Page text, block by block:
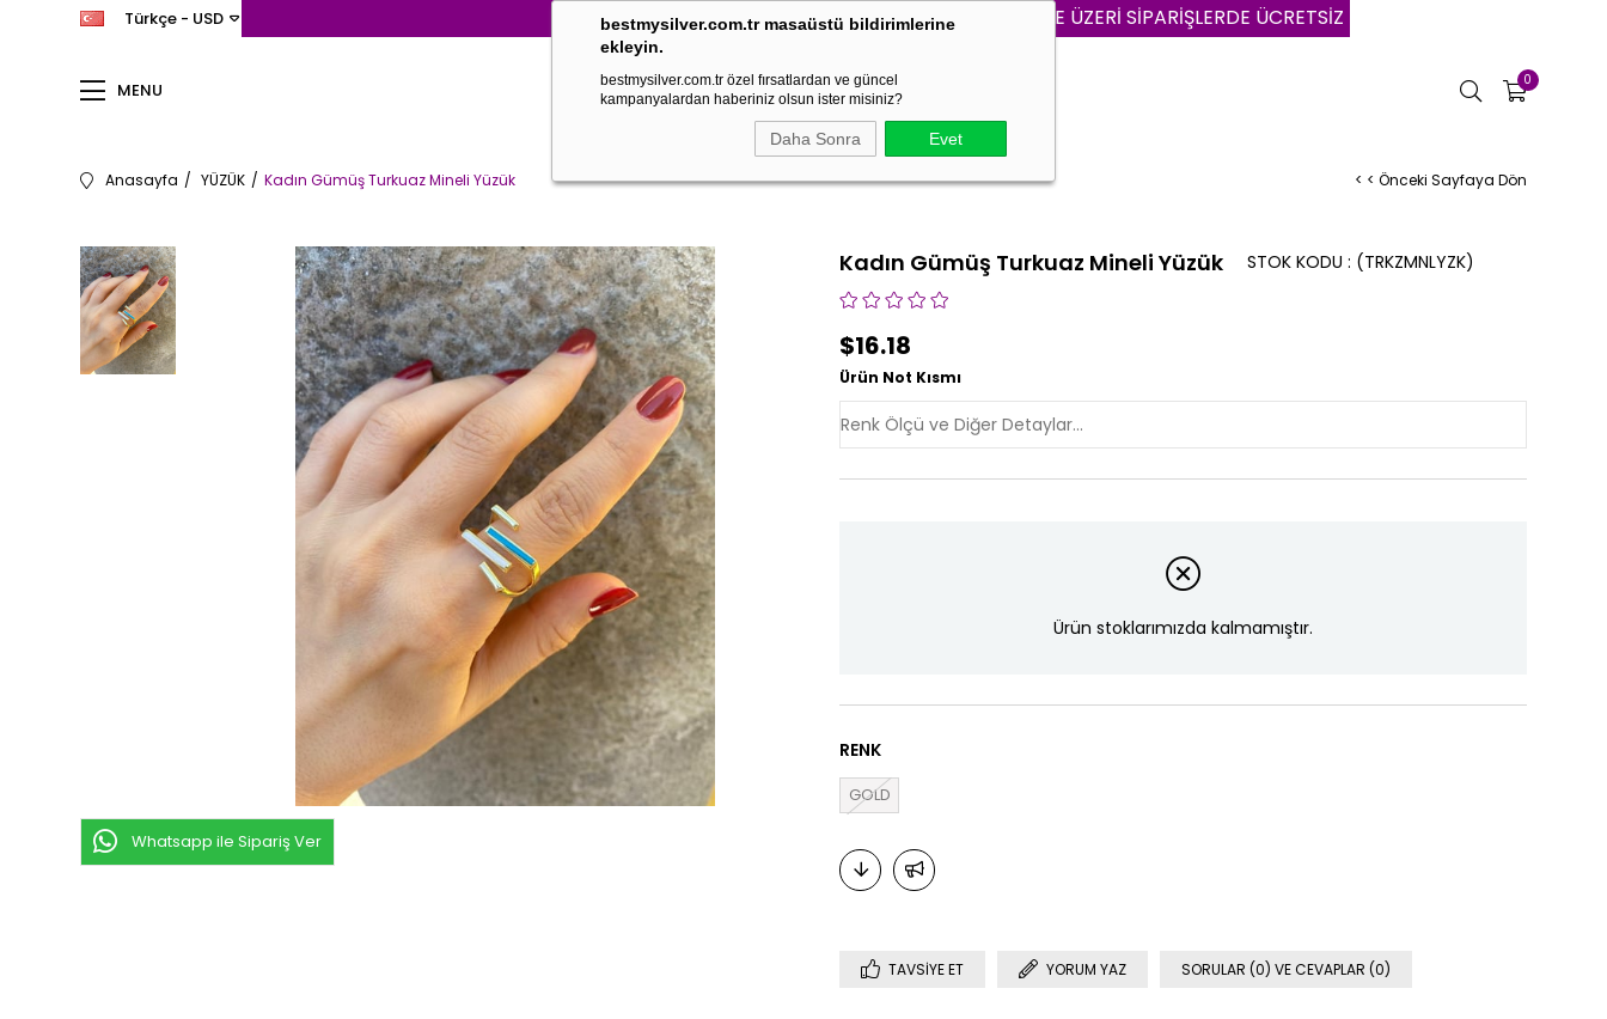
bestmysilver.com.tr masaüstü bildirimlerine
ekleyin.
bestmysilver.com.tr özel fırsatlardan ve güncel
kampanyalardan haberiniz olsun ister misiniz?
Daha Sonra Evet
3000₺ VE ÜZERİ SİPARİŞLERDE ÜCRETSİZ KARGO | VADE FARKSIZ 3 AYA
MENU
Türkçe - USD
0
Anasayfa YÜZÜK Kadın Gümüş Turkuaz Mineli Yüzük < < Önceki Sayfaya Dön
Whatsapp ile Sipariş Ver
Kadın Gümüş Turkuaz Mineli Yüzük (TRKZMNLYZK)
STOK KODU
$16.18
Ürün Not Kısmı
Ürün stoklarımızda kalmamıştır.
RENK
GOLD
TAVSIYE ET YORUM YAZ SORULAR (0) VE CEVAPLAR (0)